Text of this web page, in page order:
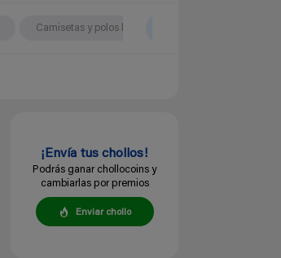
Camisetas y polos hombre
¡Envía tus chollos!
Podrás ganar chollocoins y
cambiarlas por premios
Enviar chollo